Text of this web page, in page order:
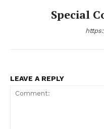
Special
LEAVE A REPLY